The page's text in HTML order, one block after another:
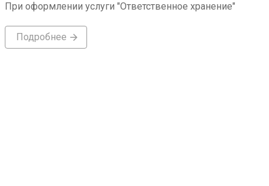
При оформлении услуги "Ответственное хранение"
Подробнее